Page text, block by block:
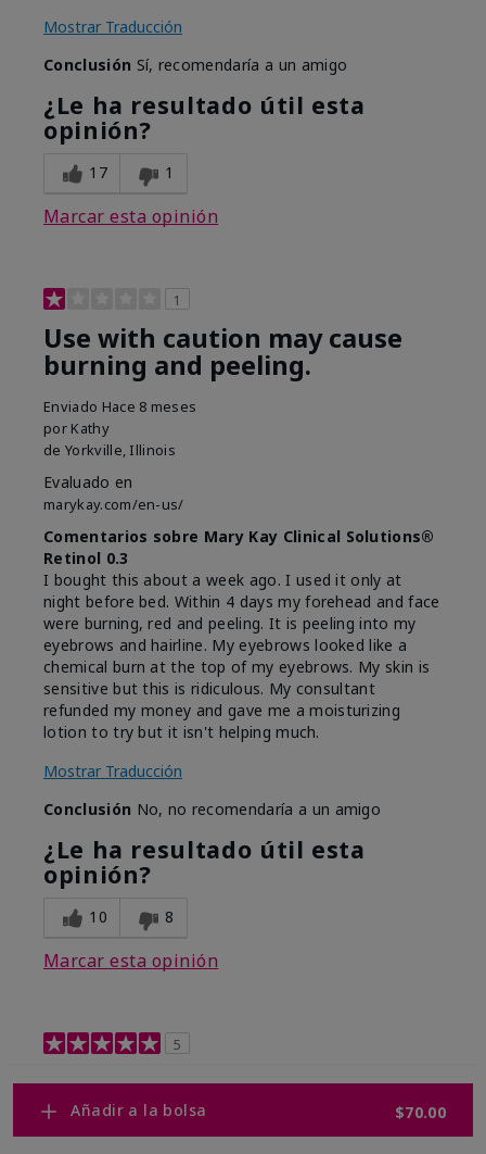
Añadir a la bolsa $70.00
Mostrar Traducción
Conclusión Sí, recomendaría a un amigo
¿Le ha resultado útil esta
opinión?
17 1
Marcar esta opinión
1
Use with caution may cause
burning and peeling.
Enviado Hace 8 meses
por Kathy
de Yorkville, Illinois
Evaluado en
marykay.com/en-us/
Comentarios sobre Mary Kay Clinical Solutions®
Retinol 0.3
I bought this about a week ago. I used it only at
night before bed. Within 4 days my forehead and face
were burning, red and peeling. It is peeling into my
eyebrows and hairline. My eyebrows looked like a
chemical burn at the top of my eyebrows. My skin is
sensitive but this is ridiculous. My consultant
refunded my money and gave me a moisturizing
lotion to try but it isn't helping much.
Mostrar Traducción
Conclusión No, no recomendaría a un amigo
¿Le ha resultado útil esta
opinión?
10 8
Marcar esta opinión
5
Retinol 0.3
Enviado